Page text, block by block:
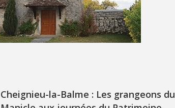
Cheignieu-la-Balme : Les grangeons du